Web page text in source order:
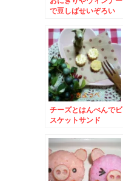
で豆しばせいぞろい
チーズとはんぺんでビ
スケットサンド